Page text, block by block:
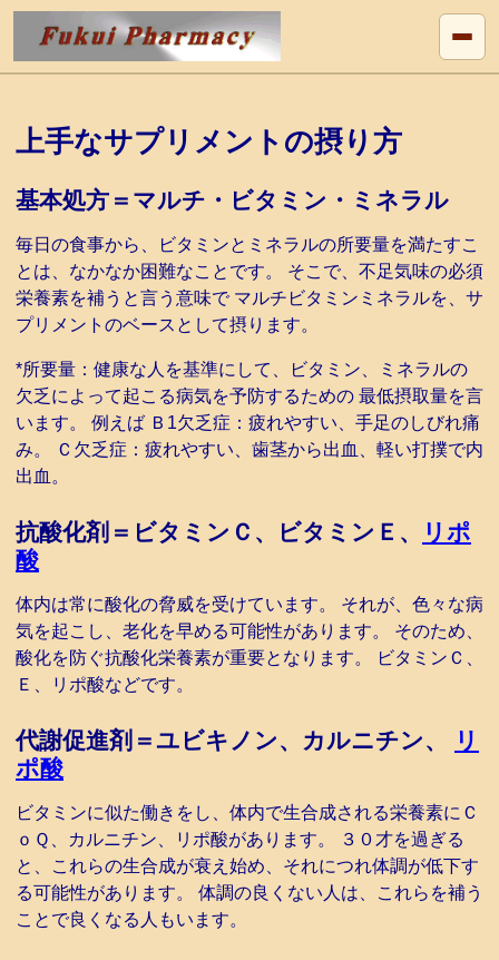
上手なサプリメントの摂り方
基本処方＝マルチ・ビタミン・ミネラル
毎日の食事から、ビタミンとミネラルの所要量を満たすこ
とは、なかなか困難なことです。 そこで、不足気味の必須
栄養素を補うと言う意味で マルチビタミンミネラルを、サ
プリメントのベースとして摂ります。
*所要量：健康な人を基準にして、ビタミン、ミネラルの
欠乏によって起こる病気を予防するための 最低摂取量を言
います。 例えば Ｂ1欠乏症：疲れやすい、手足のしびれ痛
み。 Ｃ欠乏症：疲れやすい、歯茎から出血、軽い打撲で内
出血。
抗酸化剤＝ビタミンＣ、ビタミンＥ、
リポ
酸
体内は常に酸化の脅威を受けています。 それが、色々な病
気を起こし、老化を早める可能性があります。 そのため、
酸化を防ぐ抗酸化栄養素が重要となります。 ビタミンＣ、
Ｅ、リポ酸などです。
代謝促進剤＝ユビキノン、カルニチン、
リ
ポ酸
ビタミンに似た働きをし、体内で生合成される栄養素にＣ
ｏＱ、カルニチン、リポ酸があります。 ３０才を過ぎる
と、これらの生合成が衰え始め、それにつれ体調が低下す
る可能性があります。 体調の良くない人は、これらを補う
ことで良くなる人もいます。